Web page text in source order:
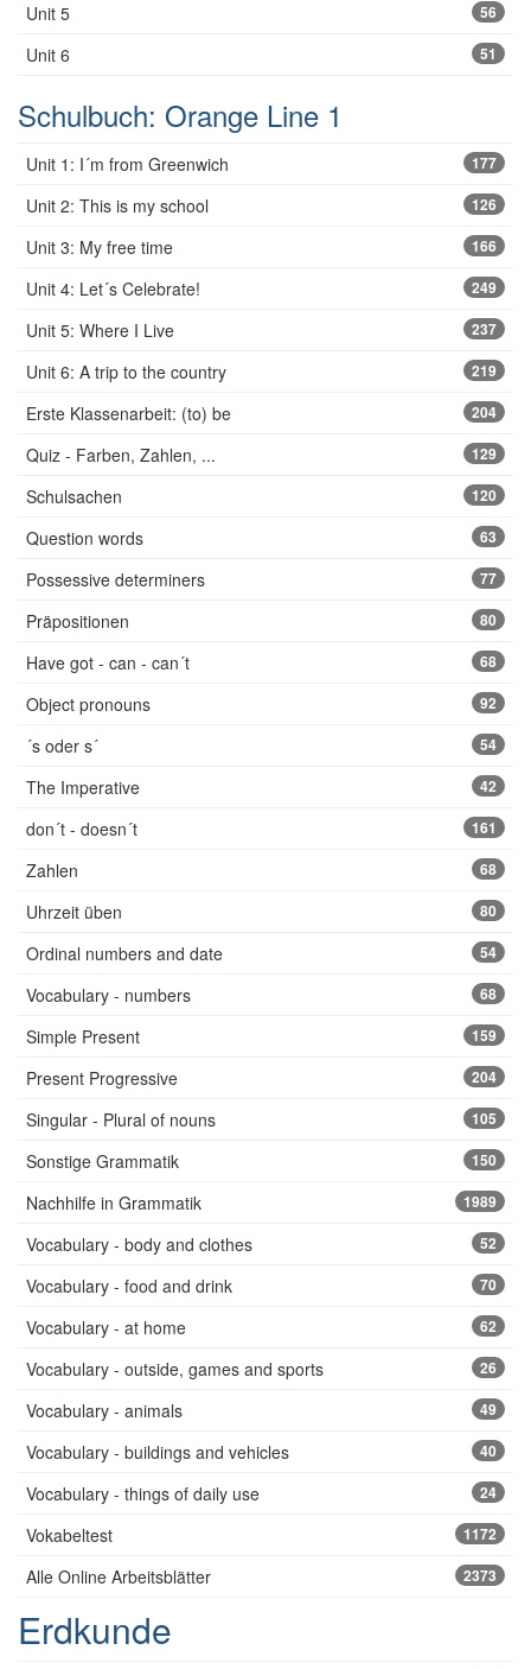
Unit 5 56
Unit 6 51
Schulbuch: Orange Line 1
Unit 1: I´m from Greenwich 177
Unit 2: This is my school 126
Unit 3: My free time 166
Unit 4: Let´s Celebrate! 249
Unit 5: Where I Live 237
Unit 6: A trip to the country 219
Erste Klassenarbeit: (to) be 204
Quiz - Farben, Zahlen, ... 129
Schulsachen 120
Question words 63
Possessive determiners 77
Präpositionen 80
Have got - can - can´t 68
Object pronouns 92
´s oder s´ 54
The Imperative 42
don´t - doesn´t 161
Zahlen 68
Uhrzeit üben 80
Ordinal numbers and date 54
Vocabulary - numbers 68
Simple Present 159
Present Progressive 204
Singular - Plural of nouns 105
Sonstige Grammatik 150
Nachhilfe in Grammatik 1989
Vocabulary - body and clothes 52
Vocabulary - food and drink 70
Vocabulary - at home 62
Vocabulary - outside, games and sports 26
Vocabulary - animals 49
Vocabulary - buildings and vehicles 40
Vocabulary - things of daily use 24
Vokabeltest 1172
Alle Online Arbeitsblätter 2373
Erdkunde